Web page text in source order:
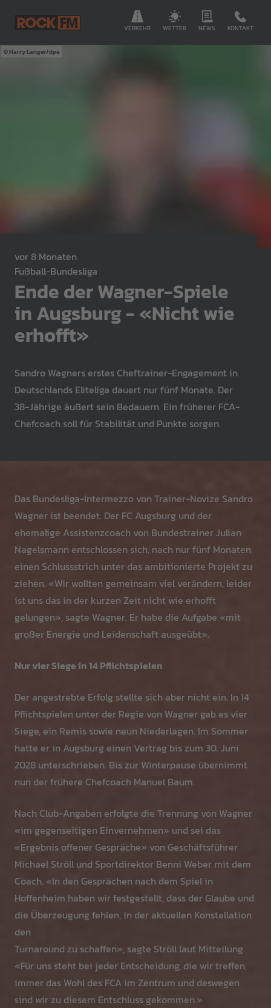
VERKEHR WETTER NEWS KONTAKT
Harry Langer/dpa
vor 8 Monaten
Fußball-Bundesliga
Ende der Wagner-Spiele
in Augsburg - «Nicht wie
erhofft»
Sandro Wagners erstes Cheftrainer-Engagement in
Deutschlands Eliteliga dauert nur fünf Monate. Der
38-Jährige äußert sein Bedauern. Ein früherer FCA-
Chefcoach soll für Stabilität und Punkte sorgen.
Das Bundesliga-Intermezzo von Trainer-Novize Sandro
Wagner ist beendet. Der FC Augsburg und der
ehemalige Assistenzcoach von Bundestrainer Julian
Nagelsmann entschlossen sich, nach nur fünf Monaten
einen Schlussstrich unter das ambitionierte Projekt zu
ziehen. «Wir wollten gemeinsam viel verändern, leider
ist uns das in der kurzen Zeit nicht wie erhofft
gelungen», sagte Wagner. Er habe die Aufgabe «mit
großer Energie und Leidenschaft ausgeübt».
Nur vier Siege in 14 Pflichtspielen
Der angestrebte Erfolg stellte sich aber nicht ein. In 14
Pflichtspielen unter der Regie von Wagner gab es vier
Siege, ein Remis sowie neun Niederlagen. Im Sommer
hatte er in Augsburg einen Vertrag bis zum 30. Juni
2028 unterschrieben. Bis zur Winterpause übernimmt
nun der frühere Chefcoach Manuel Baum.
Nach Club-Angaben erfolgte die Trennung von Wagner
«im gegenseitigen Einvernehmen» und sei das
«Ergebnis offener Gespräche» von Geschäftsführer
Michael Ströll und Sportdirektor Benni Weber mit dem
Coach. «In den Gesprächen nach dem Spiel in
Hoffenheim haben wir festgestellt, dass der Glaube und
die Überzeugung fehlen, in der aktuellen Konstellation
den
Turnaround zu schaffen», sagte Ströll laut Mitteilung.
«Für uns steht bei jeder Entscheidung, die wir treffen,
immer das Wohl des FCA im Zentrum und deswegen
sind wir zu diesem Entschluss gekommen.»